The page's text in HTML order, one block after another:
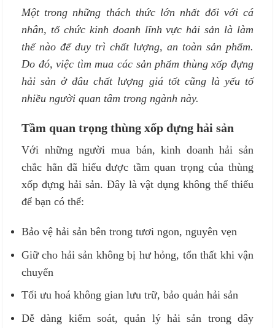
Một trong những thách thức lớn nhất đối với cá
nhân, tổ chức kinh doanh lĩnh vực hải sản là làm
thế nào để duy trì chất lượng, an toàn sản phẩm.
Do đó, việc tìm mua các sản phẩm thùng xốp đựng
hải sản ở đâu chất lượng giá tốt cũng là yếu tố
nhiều người quan tâm trong ngành này.
Tầm quan trọng thùng xốp đựng hải sản
Với những người mua bán, kinh doanh hải sản
chắc hẳn đã hiểu được tầm quan trọng của thùng
xốp đựng hải sản. Đây là vật dụng không thể thiếu
để bạn có thể:
Bảo vệ hải sản bên trong tươi ngon, nguyên vẹn
Giữ cho hải sản không bị hư hỏng, tổn thất khi vận
chuyển
Tối ưu hoá không gian lưu trữ, bảo quản hải sản
Dễ dàng kiểm soát, quản lý hải sản trong dây